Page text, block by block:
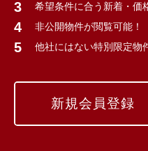
希望条件に合う新着・価
非公開物件が閲覧可能！
他社にはない特別限定物
新規会員登録